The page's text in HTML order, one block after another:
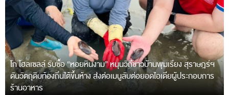
โก โฮลเซลล์ รับซื้อ “หอยหินงาม” หนุนวิถีชาวบ้านพุมเรียง สุราษฎร์ฯ
ดันวัตถุดิบท้องถิ่นใต้ขึ้นห้าง ส่งต่อเมนูลับต่อยอดไอเดียผู้ประกอบการ
ร้านอาหาร